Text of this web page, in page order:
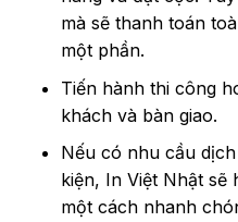
mà sẽ thanh toán
một phần.
Tiến hành thi công
khách và bàn giao.
Nếu có nhu cầu
kiện, In Việt Nhật
một cách nhanh